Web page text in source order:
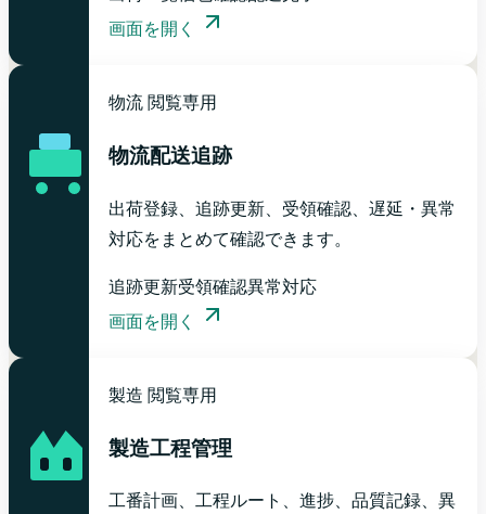
画面を開く
物流閲覧専用
物流配送追跡
出荷登録、追跡更新、受領確認、遅延・異常
対応をまとめて確認できます。
追跡更新受領確認異常対応
画面を開く
製造 閲覧専用
製造工程管理
工番計画、工程ルート、進捗、品質記録、異